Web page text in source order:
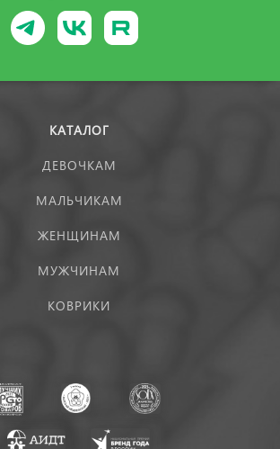
КАТАЛОГ
ДЕВОЧКАМ
МАЛЬЧИКАМ
ЖЕНЩИНАМ
МУЖЧИНАМ
КОВРИКИ